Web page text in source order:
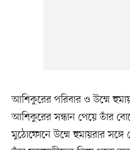
আশিকুরের পরিবার ও উম্মে
আশিকুরের সন্ধান পেয়ে তাঁর
মুঠোফোনে উম্মে হুমায়রার